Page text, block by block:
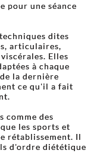
pour une séance
dites
articulaires,
Elles
à chaque
la dernière
ce qu'il a fait
comme des
les sports et
rétablissement. Il
d'ordre diététique